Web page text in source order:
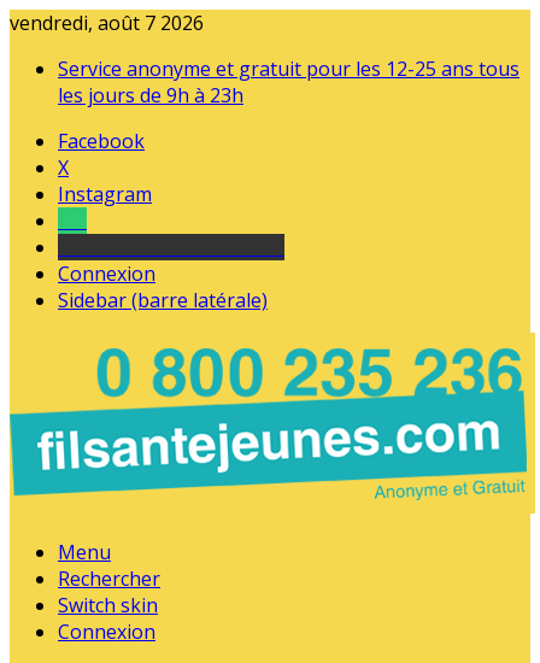
vendredi, août 7 2026
Service anonyme et gratuit pour les 12-25 ans tous
les jours de 9h à 23h
Facebook
X
Instagram
Connexion
Sidebar (barre latérale)
Menu
Rechercher
Switch skin
Connexion